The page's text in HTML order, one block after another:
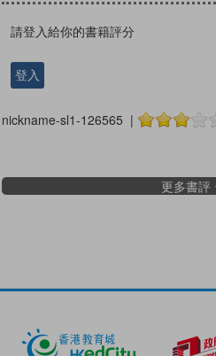
請登入給你的書籍評分
登入
nickname-sl1-126565 |
更多書評